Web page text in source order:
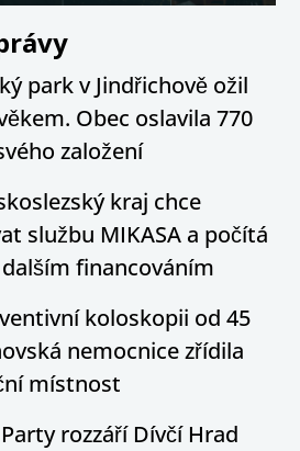
park v Jindřichově ožil
Obec oslavila 770
založení
kraj chce
službu MIKASA a počítá
financováním
koloskopii od 45
nemocnice zřídila
místnost
rozzáří Dívčí Hrad